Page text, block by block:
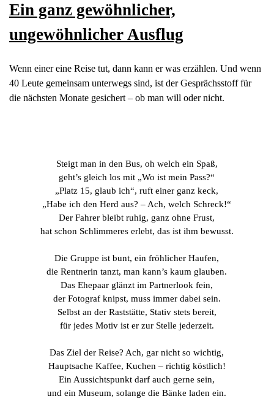
Ein ganz gewöhnlicher,
ungewöhnlicher Ausflug
Wenn einer eine Reise tut, dann kann er was erzählen. Und wenn
40 Leute gemeinsam unterwegs sind, ist der Gesprächsstoff für
die nächsten Monate gesichert – ob man will oder nicht.
Steigt man in den Bus, oh welch ein Spaß,
geht’s gleich los mit „Wo ist mein Pass?“
„Platz 15, glaub ich“, ruft einer ganz keck,
„Habe ich den Herd aus? – Ach, welch Schreck!“
Der Fahrer bleibt ruhig, ganz ohne Frust,
hat schon Schlimmeres erlebt, das ist ihm bewusst.
Die Gruppe ist bunt, ein fröhlicher Haufen,
die Rentnerin tanzt, man kann’s kaum glauben.
Das Ehepaar glänzt im Partnerlook fein,
der Fotograf knipst, muss immer dabei sein.
Selbst an der Raststätte, Stativ stets bereit,
für jedes Motiv ist er zur Stelle jederzeit.
Das Ziel der Reise? Ach, gar nicht so wichtig,
Hauptsache Kaffee, Kuchen – richtig köstlich!
Ein Aussichtspunkt darf auch gerne sein,
und ein Museum, solange die Bänke laden ein.